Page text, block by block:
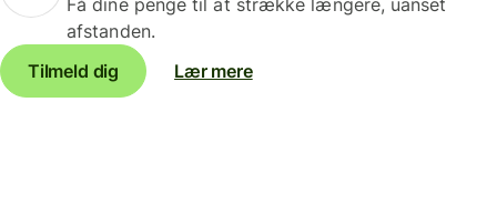
afstanden.
Tilmeld dig
Lær mere